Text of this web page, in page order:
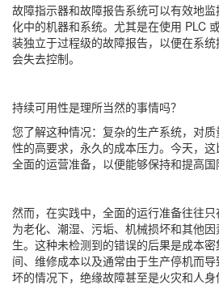
故障指示器和故障报告系统可以有效地
化中的机器和系统。尤其是在使用 PLC
装独立于过程级的故障报告，以便在系
会失去控制。
持续可用性是理所当然的事情吗？
您了解这种情况：复杂的生产系统，对
性的高要求，永久的成本压力。今天，
全面的运营准备，以便能够保持和提高国
然而，在实践中，全面的运行准备往往
为老化、潮湿、污垢、机械损坏和其他
生。这种未检测到的错误的后果是成本
间、维修成本以及通常由于生产停机而
坏的情况下，绝缘故障甚至是火灾和人身